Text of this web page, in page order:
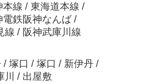
本線 / 東海道本線 /
電鉄阪神なんば /
線 / 阪神武庫川線
/ 塚口 / 塚口 / 新伊丹 /
川 / 出屋敷